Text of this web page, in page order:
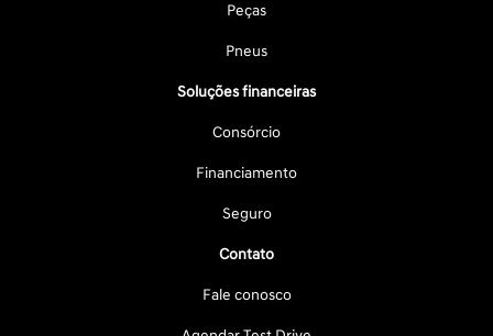
Peças
Pneus
Soluções financeiras
Consórcio
Financiamento
Seguro
Contato
Fale conosco